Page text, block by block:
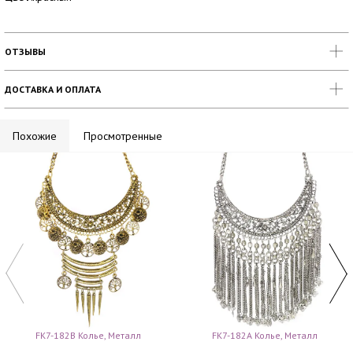
ОТЗЫВЫ
ДОСТАВКА И ОПЛАТА
Похожие Просмотренные
FK7-182B Колье, Металл FK7-182A Колье, Металл